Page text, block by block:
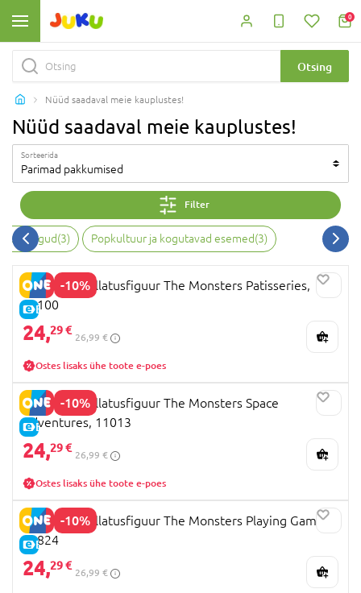
0
Otsing
Nüüd saadaval meie kauplustes!
Nüüd saadaval meie kauplustes!
Sorteerida
Parimad pakkumised
Filter
(3) Popkultuur ja kogutavad esemed(3)
-10%
E-HIND
POP MART üllatusfiguur The Monsters Patisseries,
11100
24,29 €
26,99 €
Ostes lisaks ühe toote e-poes
-10%
E-HIND
POP MART üllatusfiguur The Monsters Space
Adventures, 11013
24,29 €
26,99 €
Ostes lisaks ühe toote e-poes
-10%
E-HIND
POP MART üllatusfiguur The Monsters Playing Games,
10824
24,29 €
26,99 €